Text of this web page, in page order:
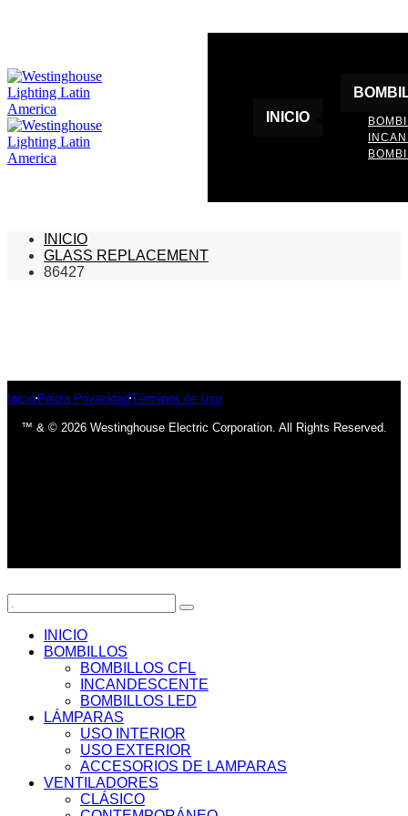
INICIO
INICIO
GLASS REPLACEMENT
86427
Inicio Póliza Privacidad Términos de Uso
™ & © 2026 Westinghouse Electric Corporation. All Rights Reserved.
INICIO
BOMBILLOS
BOMBILLOS CFL
INCANDESCENTE
BOMBILLOS LED
LÁMPARAS
USO INTERIOR
USO EXTERIOR
ACCESORIOS DE LAMPARAS
VENTILADORES
CLÁSICO